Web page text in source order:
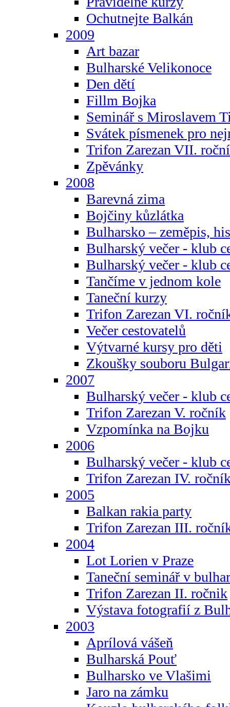
Ochutnejte Balkán
2009
Art bazar
Bulharské Velikonoce
Den dětí
Fillm Bojka
Seminář s Miroslavem
Svátek písmenek pro
Trifon Zarezan VII.
Zpěvánky
2008
Barevná zima
Bojčiny kůzlátka
Bulharsko – zeměpis,
Bulharský večer - klub
Bulharský večer - klub
Tančíme v jednom kole
Taneční kurzy
Trifon Zarezan VI.
Večer cestovatelů
Výtvarné kursy pro děti
Zkoušky souboru
2007
Bulharský večer - klub
Trifon Zarezan V. ročník
Vzpomínka na Bojku
2006
Bulharský večer - klub
Trifon Zarezan IV.
2005
Balkan rakia party
Trifon Zarezan III.
2004
Lot Lorien v Praze
Taneční seminář v
Trifon Zarezan II. ročnik
Výstava fotografií z
2003
Aprílová vášeň
Bulharská Pouť
Bulharsko ve Vlašimi
Jaro na zámku